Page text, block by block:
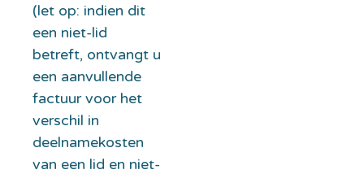
(let op: indien dit
een niet-lid
betreft, ontvangt u
een aanvullende
factuur voor het
verschil in
deelnamekosten
van een lid en niet-